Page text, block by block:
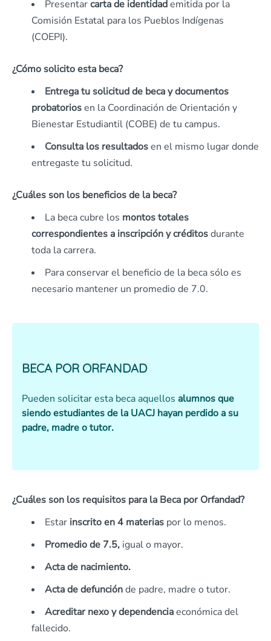
Presentarcarta de identidademitida por la
Comisión Estatal para los Pueblos Indígenas
(COEPI).
¿Cómo solicito esta beca?
Entrega tu solicitud de beca y documentos
probatoriosen la Coordinación de Orientación y
Bienestar Estudiantil (COBE) de tu campus.
Consulta los resultadosen el mismo lugar donde
entregaste tu solicitud.
¿Cuáles son los beneficios de la beca?
La beca cubre los montos totales
correspondientes a inscripción y créditosdurante
toda la carrera.
Para conservar el beneficio de la beca sólo es
necesario mantener un promedio de 7.0.
BECA POR ORFANDAD
Pueden solicitar esta beca aquellos alumnos que
siendo estudiantes de la UACJ hayan perdido a su
padre, madre o tutor.
¿Cuáles son los requisitos para la Beca por Orfandad?
Estar inscrito en 4 materias por lo menos.
Promedio de 7.5, igual o mayor.
Acta de nacimiento.
Acta de defunciónde padre, madre o tutor.
Acreditar nexo y dependenciaeconómica del
fallecido.